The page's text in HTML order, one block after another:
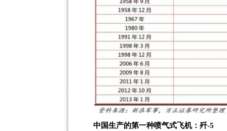
中国生产的第一种喷气式飞机：歼-5